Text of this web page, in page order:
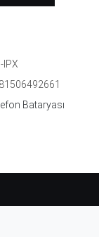
IPX
Bataryası